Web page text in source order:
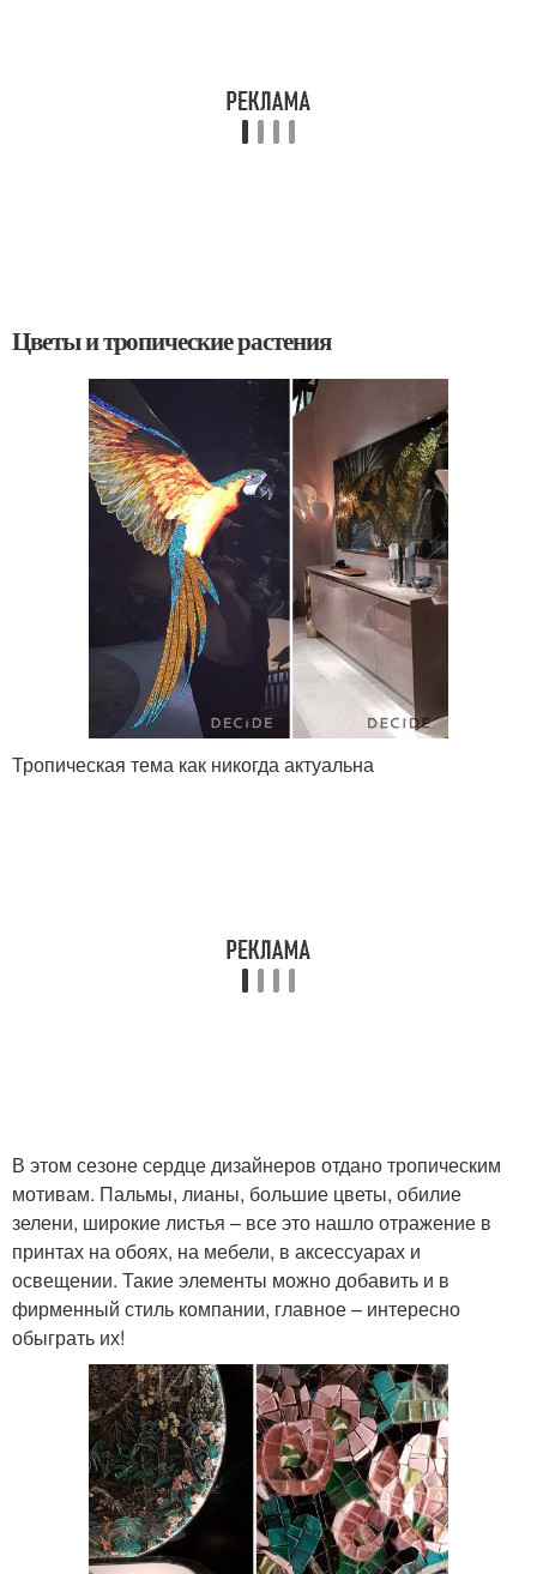
Цветы и тропические растения
Тропическая тема как никогда актуальна
В этом сезоне сердце дизайнеров отдано тропическим
мотивам. Пальмы, лианы, большие цветы, обилие
зелени, широкие листья – все это нашло отражение в
принтах на обоях, на мебели, в аксессуарах и
освещении. Такие элементы можно добавить и в
фирменный стиль компании, главное – интересно
обыграть их!